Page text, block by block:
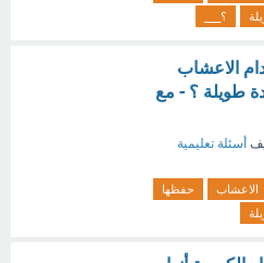
؟___
الاعشاب
طويلة ؟ - مع
أسئلة تعليمية
الاعشاب
حفظها